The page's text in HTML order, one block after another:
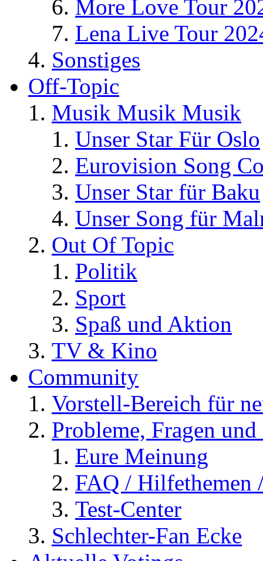
More Love Tour
Lena Live Tour
Sonstiges
Off-Topic
Musik Musik Musik
Unser Star Für Oslo
Eurovision Song
Unser Star für Baku
Unser Song für
Out Of Topic
Politik
Sport
Spaß und Aktion
TV & Kino
Community
Vorstell-Bereich für
Probleme, Fragen
Eure Meinung
FAQ / Hilfethemen
Test-Center
Schlechter-Fan Ecke